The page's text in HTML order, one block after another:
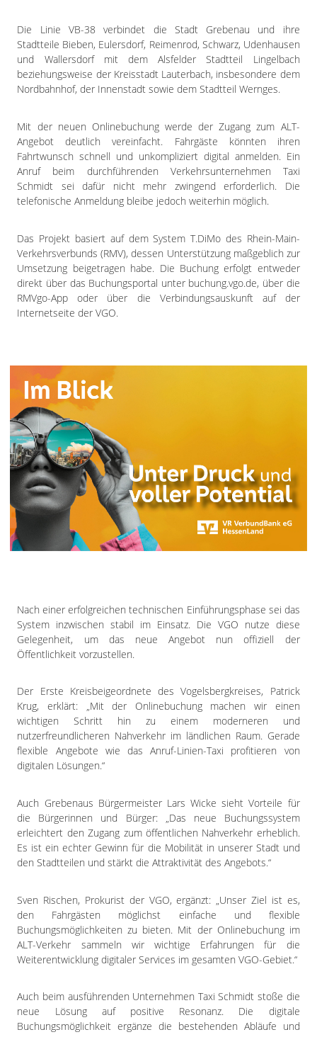
Die Linie VB-38 verbindet die Stadt Grebenau und ihre
Stadtteile Bieben, Eulersdorf, Reimenrod, Schwarz, Udenhausen
und Wallersdorf mit dem Alsfelder Stadtteil Lingelbach
beziehungsweise der Kreisstadt Lauterbach, insbesondere dem
Nordbahnhof, der Innenstadt sowie dem Stadtteil Wernges.
Mit der neuen Onlinebuchung werde der Zugang zum ALT-
Angebot deutlich vereinfacht. Fahrgäste könnten ihren
Fahrtwunsch schnell und unkompliziert digital anmelden. Ein
Anruf beim durchführenden Verkehrsunternehmen Taxi
Schmidt sei dafür nicht mehr zwingend erforderlich. Die
telefonische Anmeldung bleibe jedoch weiterhin möglich.
Das Projekt basiert auf dem System T.DiMo des Rhein-Main-
Verkehrsverbunds (RMV), dessen Unterstützung maßgeblich zur
Umsetzung beigetragen habe. Die Buchung erfolgt entweder
direkt über das Buchungsportal unter buchung.vgo.de, über die
RMVgo-App oder über die Verbindungsauskunft auf der
Internetseite der VGO.
Nach einer erfolgreichen technischen Einführungsphase sei das
System inzwischen stabil im Einsatz. Die VGO nutze diese
Gelegenheit, um das neue Angebot nun offiziell der
Öffentlichkeit vorzustellen.
Der Erste Kreisbeigeordnete des Vogelsbergkreises, Patrick
Krug, erklärt: „Mit der Onlinebuchung machen wir einen
wichtigen Schritt hin zu einem moderneren und
nutzerfreundlicheren Nahverkehr im ländlichen Raum. Gerade
flexible Angebote wie das Anruf-Linien-Taxi profitieren von
digitalen Lösungen.“
Auch Grebenaus Bürgermeister Lars Wicke sieht Vorteile für
die Bürgerinnen und Bürger: „Das neue Buchungssystem
erleichtert den Zugang zum öffentlichen Nahverkehr erheblich.
Es ist ein echter Gewinn für die Mobilität in unserer Stadt und
den Stadtteilen und stärkt die Attraktivität des Angebots.“
Sven Rischen, Prokurist der VGO, ergänzt: „Unser Ziel ist es,
den Fahrgästen möglichst einfache und flexible
Buchungsmöglichkeiten zu bieten. Mit der Onlinebuchung im
ALT-Verkehr sammeln wir wichtige Erfahrungen für die
Weiterentwicklung digitaler Services im gesamten VGO-Gebiet.“
Auch beim ausführenden Unternehmen Taxi Schmidt stoße die
neue Lösung auf positive Resonanz. Die digitale
Buchungsmöglichkeit ergänze die bestehenden Abläufe und